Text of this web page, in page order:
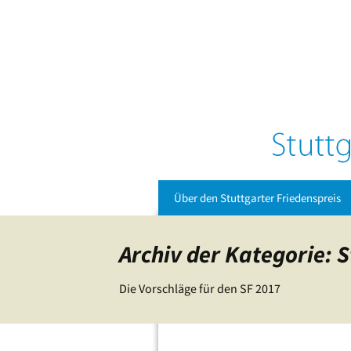
Zum
Inhalt
Über den Stuttgarter Friedenspreis
Archiv der Kategorie:
Die Vorschläge für den SF 2017